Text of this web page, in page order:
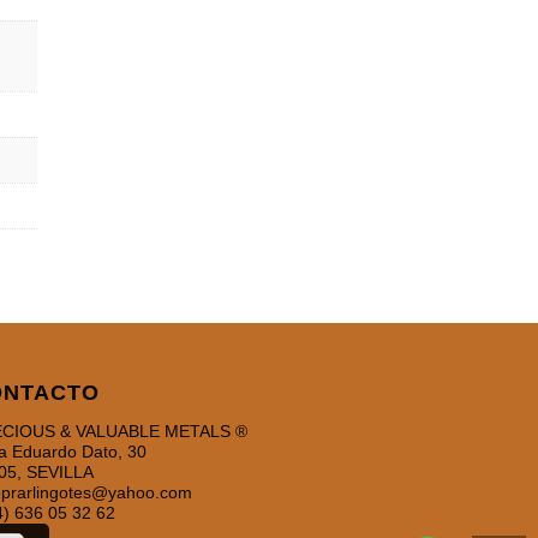
& VALUABLE METALS ®
Eduardo Dato, 30
SEVILLA
636 05 32 62